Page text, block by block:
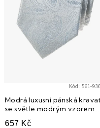
t
ů
Modrá luxusní pánská
se světle modrým vzorem
Paisley
657 Kč
Kód: 561-